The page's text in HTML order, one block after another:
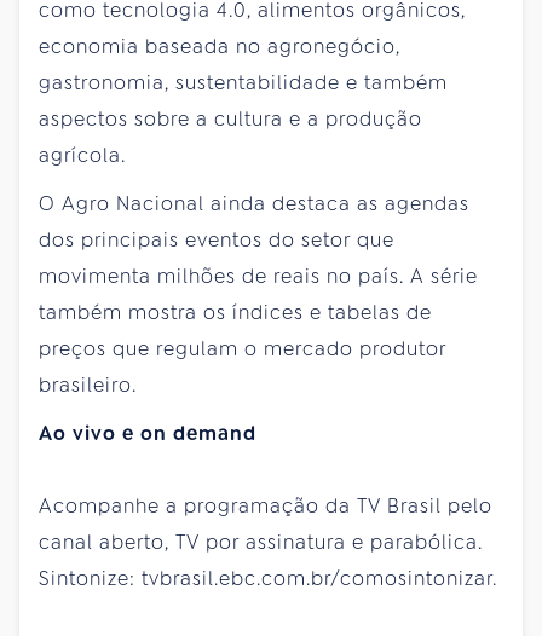
como tecnologia 4.0, alimentos orgânicos,
economia baseada no agronegócio,
gastronomia, sustentabilidade e também
aspectos sobre a cultura e a produção
agrícola.
O Agro Nacional ainda destaca as agendas
dos principais eventos do setor que
movimenta milhões de reais no país. A série
também mostra os índices e tabelas de
preços que regulam o mercado produtor
brasileiro.
Ao vivo e on demand
Acompanhe a programação da TV Brasil pelo
canal aberto, TV por assinatura e parabólica.
Sintonize: tvbrasil.ebc.com.br/comosintonizar.